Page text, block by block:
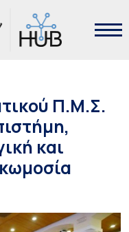
Π.Μ.Σ.
και